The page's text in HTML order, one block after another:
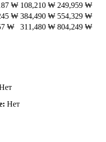
₩ 108,210 ₩ 249,959 ₩
₩ 384,490 ₩ 554,329 ₩
₩ 311,480 ₩ 804,249 ₩
Нет